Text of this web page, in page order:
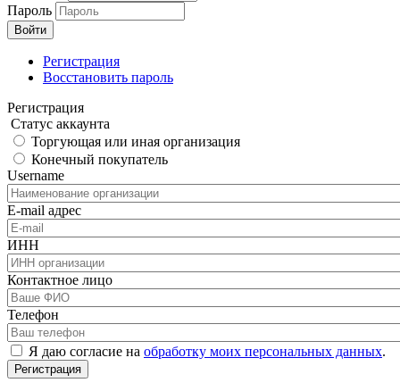
Пароль
Регистрация
Восстановить пароль
Регистрация
Статус аккаунта
Торгующая или иная организация
Конечный покупатель
Username
E-mail адрес
ИНН
Контактное лицо
Телефон
Я даю согласие на обработку моих персональных данных.